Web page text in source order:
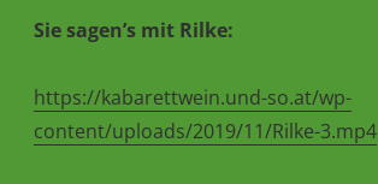
Sie sagen’s mit Rilke:
https://kabarettwein.und-so.at/wp-
content/uploads/2019/11/Rilke-3.mp4